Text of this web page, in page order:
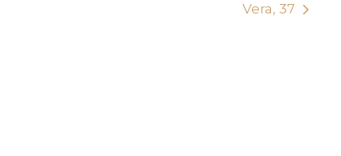
Vera, 37